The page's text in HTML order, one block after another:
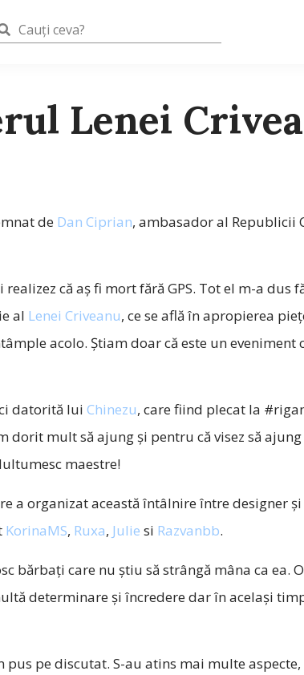
Lenei
de Dan Ciprian, ambasador al Republicii
că aş fi mort fără GPS. Tot el m-a dus
al Lenei Criveanu, ce se află în apropierea
acolo. Știam doar că este un eveniment
datorită lui Chinezu, care fiind plecat la
dorit mult să ajung și pentru că visez să
maestre!
a organizat această întâlnire între designer și
KorinaMS, Ruxa, Julie si Razvanbb.
bărbați care nu știu să strângă mâna ca ea.
determinare și încredere dar în același
pe discutat. S-au atins mai multe